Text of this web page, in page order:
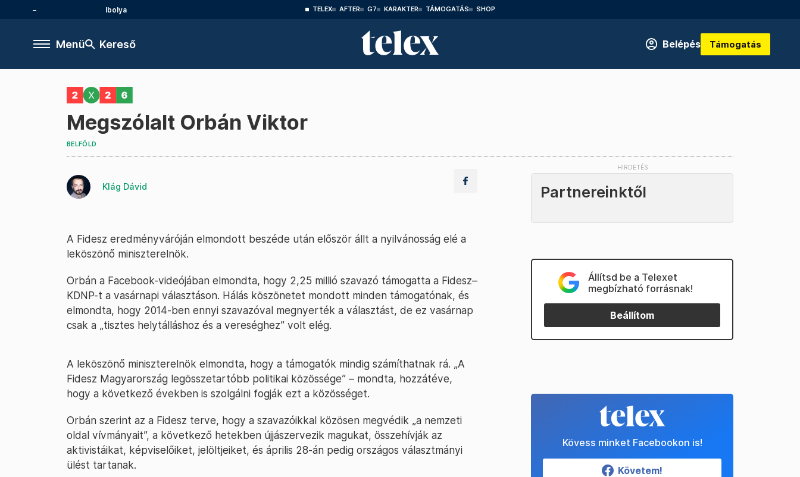
Ibolya TELEX AFTER G7 KARAKTER TÁMOGATÁS SHOP
Menü Kereső Belépés Támogatás
Megszólalt Orbán Viktor
BELFÖLD
Klág Dávid
A Fidesz eredményváróján elmondott beszéde után először állt a nyilvánosság elé a
leköszönő miniszterelnök.
Orbán a Facebook-videójában elmondta, hogy 2,25 millió szavazó támogatta a Fidesz–
KDNP-t a vasárnapi választáson. Hálás köszönetet mondott minden támogatónak, és
elmondta, hogy 2014-ben ennyi szavazóval megnyerték a választást, de ez vasárnap
csak a „tisztes helytálláshoz és a vereséghez” volt elég.
A leköszönő miniszterelnök elmondta, hogy a támogatók mindig számíthatnak rá. „A
Fidesz Magyarország legösszetartóbb politikai közössége” – mondta, hozzátéve,
hogy a következő években is szolgálni fogják ezt a közösséget.
Orbán szerint az a Fidesz terve, hogy a szavazóikkal közösen megvédik „a nemzeti
oldal vívmányait”, a következő hetekben újjászervezik magukat, összehívják az
aktivistáikat, képviselőiket, jelöltjeiket, és április 28-án pedig országos választmányi
ülést tartanak.
Partnereinktől
Állítsd be a Telexet
megbízható forrásnak!
Beállítom
Kövess minket Facebookon is!
Követem!